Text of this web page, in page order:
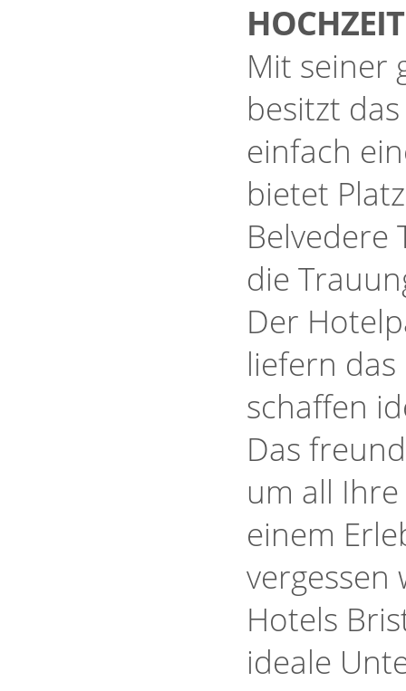
Mit seiner
besitzt
einfach
bietet
Belvedere
die
Der
liefern
schaffen
Das
um all
einem
vergessen
Hotels
ideale